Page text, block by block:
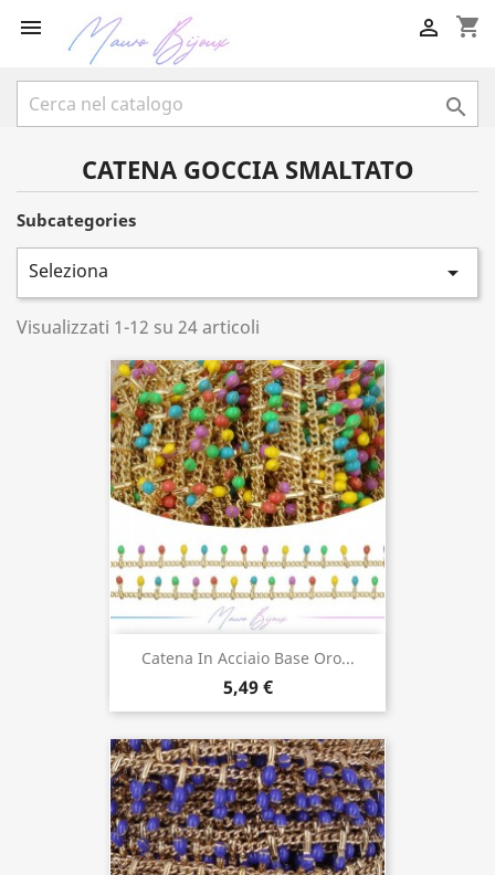
 shopping_cart


CATENA GOCCIA SMALTATO
Subcategories
Seleziona 
Visualizzati 1-12 su 24 articoli
Catena In Acciaio Base Oro...
5,49 €